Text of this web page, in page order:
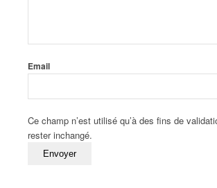
Email
Ce champ n’est utilisé qu’à des fins de
rester inchangé.